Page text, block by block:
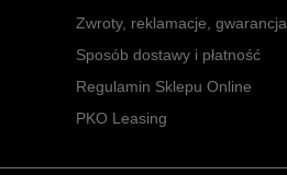
Zwroty, reklamacje, gwarancja
Sposób dostawy i płatność
Regulamin Sklepu Online
PKO Leasing